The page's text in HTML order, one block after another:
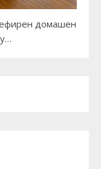
ефирен домашен